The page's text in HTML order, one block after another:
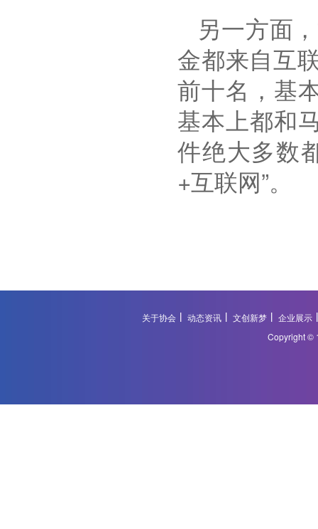
另一方面
金都来自互
前十名，基
基本上都和
件绝大多数
+互联网”。
关于协会 动态资讯 文创新梦
企业展示
Copyright ©